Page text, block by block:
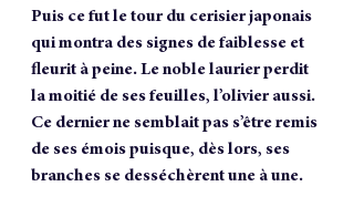
Puis ce fut le tour du cerisier japonais
qui montra des signes de faiblesse et
fleurit à peine. Le noble laurier perdit
la moitié de ses feuilles, l’olivier aussi.
Ce dernier ne semblait pas s’être remis
de ses émois puisque, dès lors, ses
branches se desséchèrent une à une.